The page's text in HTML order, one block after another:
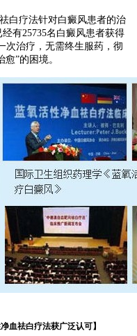
白疗法针对白癜风患者的治
有25735名白癜风患者获得
次治疗，无需终生服药，彻
”的困境。
血祛白疗法获广泛认可】